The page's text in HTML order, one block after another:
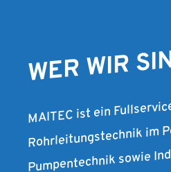
WER WIR
MAITEC ist ein
Rohrleitungstechnik im
Pumpentechnik sowie